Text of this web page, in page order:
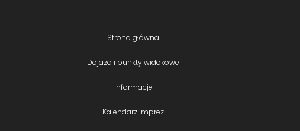
Strona główna
Dojazd i punkty widokowe
Informacje
Kalendarz imprez